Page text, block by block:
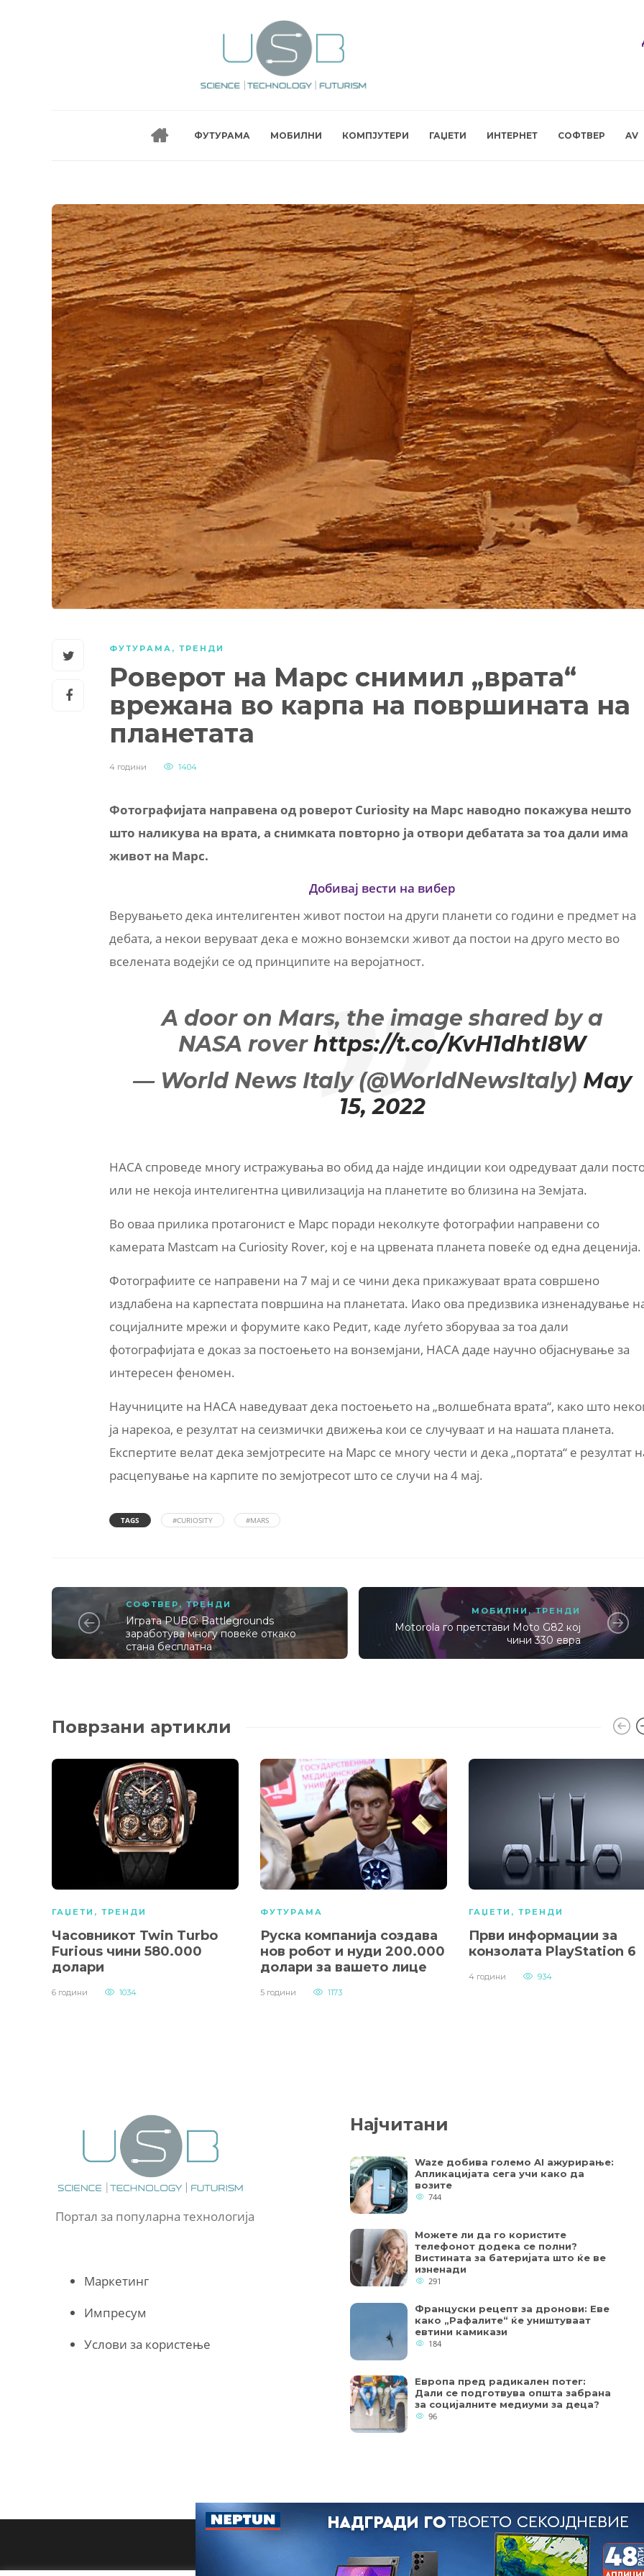
ФУТУРАМА МОБИЛНИ КОМПЈУТЕРИ ГАЏЕТИ ИНТЕРНЕТ СОФТВЕР AV
ФУТУРАМА , ТРЕНДИ
Роверот на Марс снимил „врата“
врежана во карпа на површината на
планетата
4 години 1404
Фотографијата направена од роверот Curiosity на Марс наводно покажува нешто
што наликува на врата, а снимката повторно ја отвори дебатата за тоа дали има
живот на Марс.
Добивај вести на вибер
Верувањето дека интелигентен живот постои на други планети со години е предмет на
дебата, а некои веруваат дека е можно вонземски живот да постои на друго место во
вселената водејќи се од принципите на веројатност.
A door on Mars, the image shared by a
NASA roverhttps://t.co/KvH1dhtI8W
— World News Italy (@WorldNewsItaly) May
15, 2022
НАСА спроведе многу истражувања во обид да најде индиции кои одредуваат дали
или не некоја интелигентна цивилизација на планетите во близина на Земјата.
Во оваа прилика протагонист е Марс поради неколкуте фотографии направени со
камерата Mastcam на Curiosity Rover, кој е на црвената планета повеќе од една деценија.
Фотографиите се направени на 7 мај и се чини дека прикажуваат врата совршено
издлабена на карпестата површина на планетата. Иако ова предизвика изненадување
социјалните мрежи и форумите како Редит, каде луѓето зборуваа за тоа дали
фотографијата е доказ за постоењето на вонземјани, НАСА даде научно објаснување за
интересен феномен.
Научниците на НАСА наведуваат дека постоењето на „волшебната врата“, како што
ја нарекоа, е резултат на сеизмички движења кои се случуваат и на нашата планета.
Експертите велат дека земјотресите на Марс се многу чести и дека „портата“ е резултат
расцепување на карпите по земјотресот што се случи на 4 мај.
TAGS #CURIOSITY #MARS
СОФТВЕР ,ТРЕНДИ
Играта PUBG: Battlegrounds
заработува многу повеќе откако
стана бесплатна
МОБИЛНИ ,ТРЕНДИ
Motorola го претстави Moto G82 кој
чини 330 евра
Поврзани артикли
ГАЏЕТИ , ТРЕНДИ
Часовникот Twin Turbo
Furious чини 580.000
долари
6 години 1034
ФУТУРАМА
Руска компанија создава
нов робот и нуди 200.000
долари за вашето лице
5 години 1173
ГАЏЕТИ , ТРЕНДИ
Први информации за
конзолата PlayStation 6
4 години 934
Портал за популарна технологија
Маркетинг
Импресум
Услови за користење
Најчитани
Waze добива големо AI ажурирање:
Апликацијата сега учи како да
возите
744
Можете ли да го користите
телефонот додека се полни?
Вистината за батеријата што ќе ве
изненади
291
Француски рецепт за дронови: Еве
како „Рафалите“ ќе уништуваат
евтини камикази
184
Европа пред радикален потег:
Дали се подготвува општа забрана
за социјалните медиуми за деца?
96